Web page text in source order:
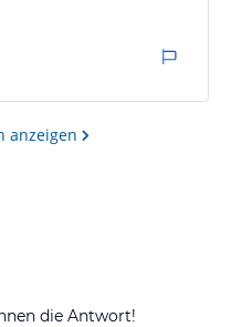
uns gewünscht am
anzeigen
die Antwort!